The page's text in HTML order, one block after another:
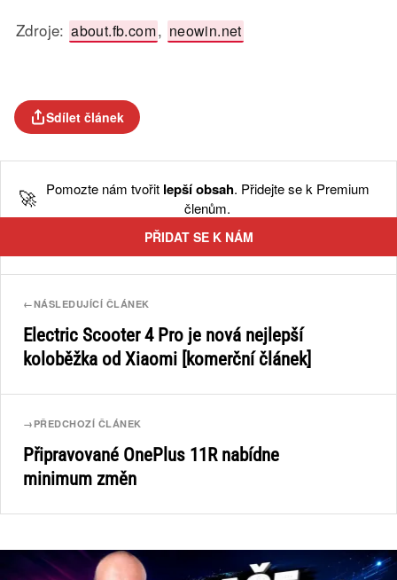
Zdroje: about.fb.com, neowin.net
Sdílet článek
🚀 Pomozte nám tvořit lepší obsah. Přidejte se k Premium
členům.
PŘIDAT SE K NÁM
←NÁSLEDUJÍCÍ ČLÁNEK
Electric Scooter 4 Pro je nová nejlepší
koloběžka od Xiaomi [komerční článek]
→ PŘEDCHOZÍ ČLÁNEK
Připravované OnePlus 11R nabídne
minimum změn